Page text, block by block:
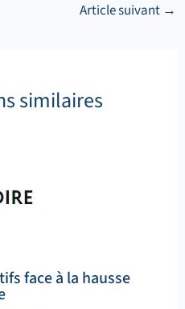
Article suivant →
similaires
face à la hausse